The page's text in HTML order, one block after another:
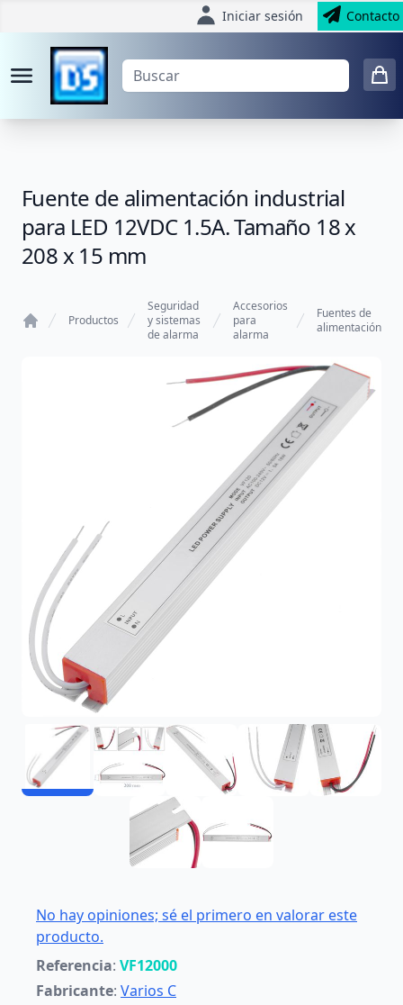
Iniciar sesión Contacto
Fuente de alimentación industrial
para LED 12VDC 1.5A. Tamaño 18 x
208 x 15 mm
Productos
Seguridad
y sistemas
de alarma
Accesorios
para
alarma
Fuentes de
alimentación
No hay opiniones; sé el primero en valorar este
producto.
Referencia: VF12000
Fabricante: Varios C